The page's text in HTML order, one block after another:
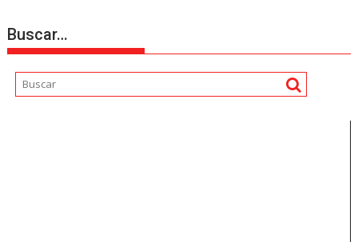
Buscar…